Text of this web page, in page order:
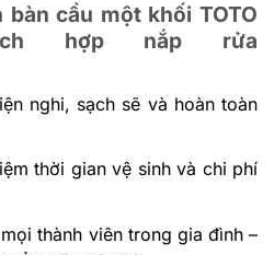
cầu một khối TOTO
tích hợp nắp rửa
nghi, sạch sẽ và hoàn toàn
thời gian vệ sinh và chi phí
thành viên trong gia đình –